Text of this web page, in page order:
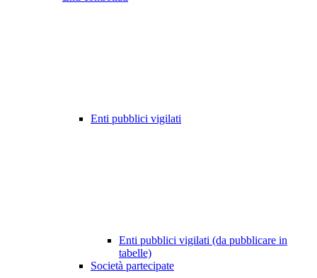
Enti pubblici vigilati
Enti pubblici vigilati (da pubblicare in
tabelle)
Società partecipate